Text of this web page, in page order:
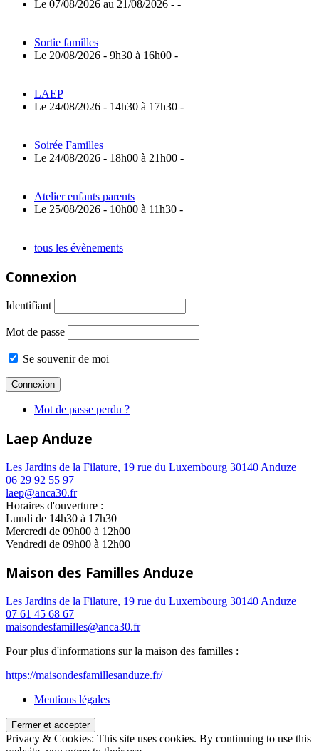
Le 07/08/2026 au 21/08/2026 - -
Sortie familles
Le 20/08/2026 - 9h30 à 16h00 -
LAEP
Le 24/08/2026 - 14h30 à 17h30 -
Soirée Familles
Le 24/08/2026 - 18h00 à 21h00 -
Atelier enfants parents
Le 25/08/2026 - 10h00 à 11h30 -
tous les évènements
Connexion
Identifiant
Mot de passe
Se souvenir de moi
Mot de passe perdu ?
Laep Anduze
Les Jardins de la Filature, 19 rue du Luxembourg 30140 Anduze
06 29 92 55 97
laep@anca30.fr
Horaires d'ouverture :
Lundi de 14h30 à 17h30
Mercredi de 09h00 à 12h00
Vendredi de 09h00 à 12h00
Maison des Familles Anduze
Les Jardins de la Filature, 19 rue du Luxembourg 30140 Anduze
07 61 45 68 67
maisondesfamilles@anca30.fr
Pour plus d'informations sur la maison des familles :
https://maisondesfamillesanduze.fr/
Mentions légales
Privacy & Cookies: This site uses cookies. By continuing to use this